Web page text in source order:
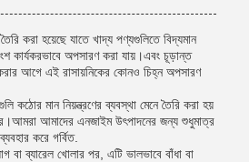
করা হয়েছে যাতে খাদ্য পণ্যগুলিতে বিদ্যমান
কার্যকরভাবে অপসারণ করা যায়।এবং চূড়ান্ত
আগে এই রাসায়নিকের কোনও চিহ্ন অপসারণ
কঠোর মান নিয়ন্ত্রণের ব্যবস্থা মেনে তৈরি করা হয়
আমাদের এনজাইম উৎপাদনের জন্য শুধুমাত্র
করে গর্বিত.
বা ব্যারেল খোলার পর, এটি ভালভাবে বাঁধা বা